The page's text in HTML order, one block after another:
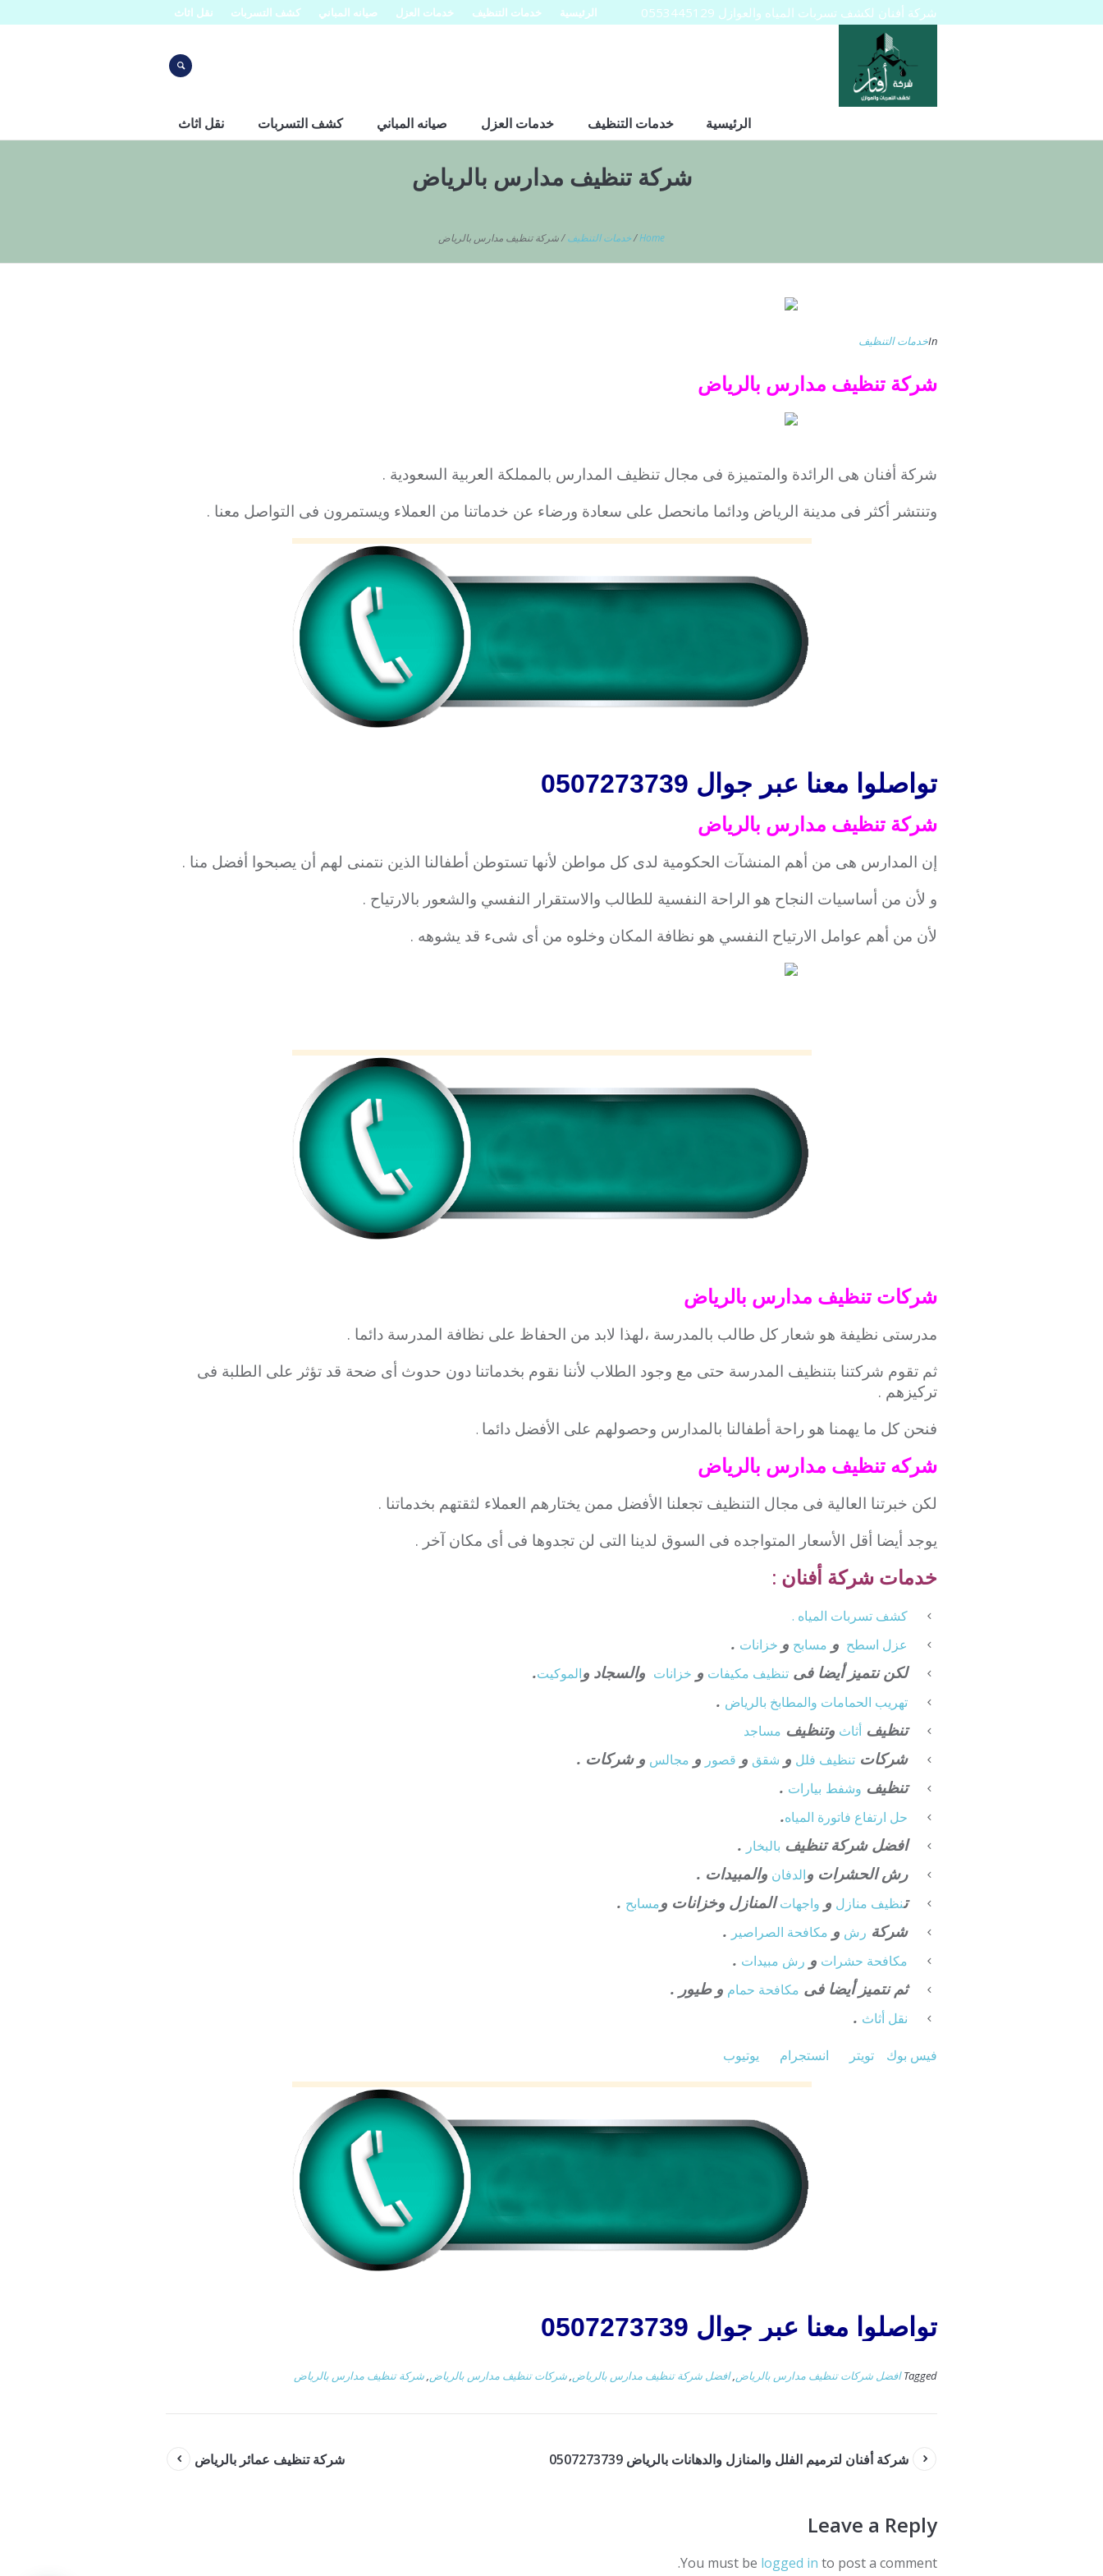
الرئيسية خدمات التنظيف خدمات العزل صيانه المباني كشف التسربات نقل اثاث شركة أفنان لكشف تسربات المياه والعوازل 0553445129
الرئيسية خدمات التنظيف خدمات العزل صيانه المباني كشف التسربات نقل اثاث
شركة تنظيف مدارس بالرياض
Home
/خدمات التنظيف /شركة تنظيف مدارس بالرياض
Inخدمات التنظيف
شركة تنظيف مدارس بالرياض
شركة أفنان هى الرائدة والمتميزة فى مجال تنظيف المدارس بالمملكة العربية السعودية .
وتنتشر أكثر فى مدينة الرياض ودائما مانحصل على سعادة ورضاء عن خدماتنا من العملاء ويستمرون فى التواصل معنا .
تواصلوا معنا عبر جوال 0507273739
شركة تنظيف مدارس بالرياض
إن المدارس هى من أهم المنشآت الحكومية لدى كل مواطن لأنها تستوطن أطفالنا الذين نتمنى لهم أن يصبحوا أفضل منا .
و لأن من أساسيات النجاح هو الراحة النفسية للطالب والاستقرار النفسي والشعور بالارتياح .
لأن من أهم عوامل الارتياح النفسي هو نظافة المكان وخلوه من أى شىء قد يشوهه .
شركات تنظيف مدارس بالرياض
مدرستى نظيفة هو شعار كل طالب بالمدرسة ،لهذا لابد من الحفاظ على نظافة المدرسة دائما .
ثم تقوم شركتنا بتنظيف المدرسة حتى مع وجود الطلاب لأننا نقوم بخدماتنا دون حدوث أى ضحة قد تؤثر على الطلبة فى
تركيزهم .
فنحن كل ما يهمنا هو راحة أطفالنا بالمدارس وحصولهم على الأفضل دائما .
شركه تنظيف مدارس بالرياض
لكن خبرتنا العالية فى مجال التنظيف تجعلنا الأفضل ممن يختارهم العملاء لثقتهم بخدماتنا .
يوجد أيضا أقل الأسعار المتواجده فى السوق لدينا التى لن تجدوها فى أى مكان آخر .
خدمات شركة أفنان :
كشف تسربات المياه .
عزل اسطح و مسابح و خزانات .
لكن نتميز أيضا فى تنظيف مكيفات و خزانات والسجاد والموكيت.
تهريب الحمامات والمطابخ بالرياض .
تنظيف أثاث وتنظيف مساجد
شركات تنظيف فلل و شقق و قصور و مجالس و شركات .
تنظيف وشفط بيارات .
حل ارتفاع فاتورة المياه.
افضل شركة تنظيف بالبخار .
رش الحشرات والدفان والمبيدات .
تنظيف منازل و واجهاتالمنازل وخزانات ومسابح .
شركة رش و مكافحة الصراصير .
مكافحة حشرات و رش مبيدات .
ثم نتميز أيضا فى مكافحة حمام و طيور .
نقل أثاث .
فيس بوك تويتر انستجرام يوتيوب
تواصلوا معنا عبر جوال 0507273739
Tagged افضل شركات تنظيف مدارس بالرياض,افضل شركة تنظيف مدارس بالرياض,شركات تنظيف مدارس بالرياض,شركة تنظيف مدارس بالرياض
شركة تنظيف عمائر بالرياض شركة أفنان لترميم الفلل والمنازل والدهانات بالرياض 0507273739
Leave a Reply
You must be logged in to post a comment.